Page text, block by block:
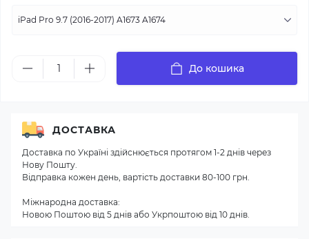
До кошика
ДОСТАВКА
Доставка по Україні здійснюється протягом 1-2 днів через
Нову Пошту.
Відправка кожен день, вартість доставки 80-100 грн.
Міжнародна доставка:
Новою Поштою від 5 днів або Укрпоштою від 10 днів.